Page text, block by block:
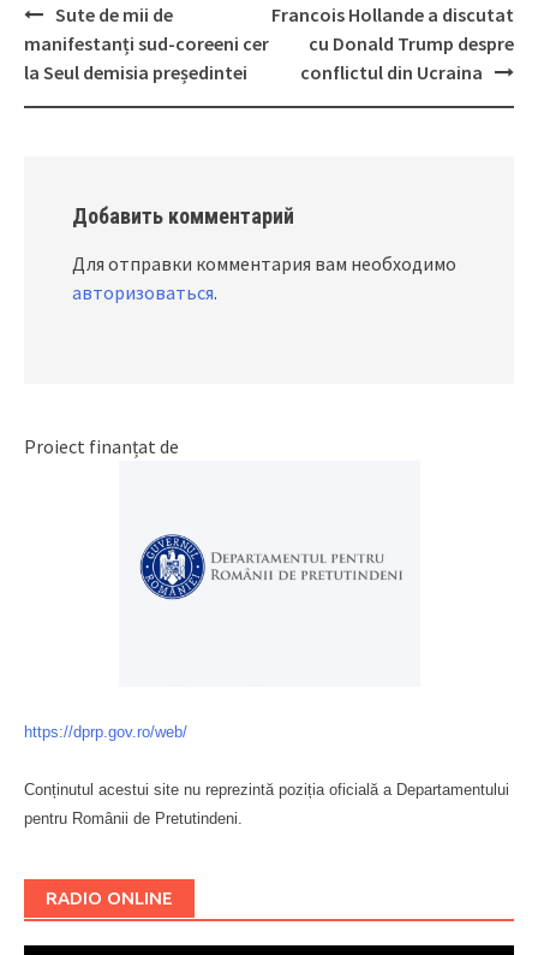
Post
navigation
Sute de mii de
manifestanți sud-coreeni cer
la Seul demisia președintei
Francois Hollande a discutat
cu Donald Trump despre
conflictul din Ucraina
Добавить комментарий
Для отправки комментария вам необходимо
авторизоваться.
Proiect finanțat de
https://dprp.gov.ro/web/
Conținutul acestui site nu reprezintă poziția oficială a Departamentului
pentru Românii de Pretutindeni.
RADIO ONLINE